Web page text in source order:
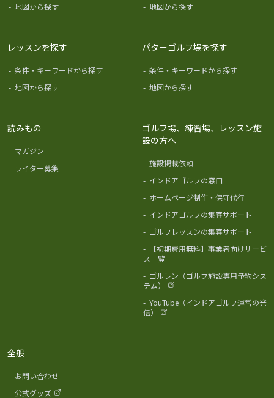
- 地図から探す
- 地図から探す
レッスンを探す
- 条件・キーワードから探す
- 地図から探す
パターゴルフ場を探す
- 条件・キーワードから探す
- 地図から探す
読みもの
- マガジン
- ライター募集
ゴルフ場、練習場、レッスン施
設の方へ
- 施設掲載依頼
- インドアゴルフの窓口
- ホームページ制作・保守代行
- インドアゴルフの集客サポート
- ゴルフレッスンの集客サポート
-
【初期費用無料】事業者向けサービ
ス一覧
- ゴルレン（ゴルフ施設専用予約シス
テム）
- YouTube（インドアゴルフ運営の発
信）
全般
- お問い合わせ
- 公式グッズ